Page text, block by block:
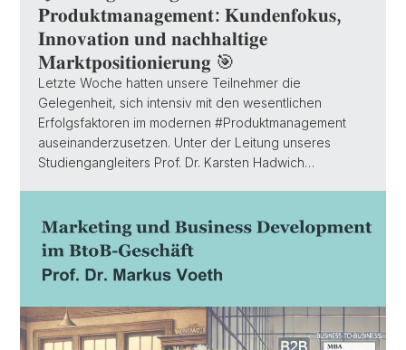
𝐏𝐫𝐨𝐝𝐮𝐤𝐭𝐦𝐚𝐧𝐚𝐠𝐞𝐦𝐞𝐧𝐭: 𝐊𝐮𝐧𝐝𝐞𝐧𝐟𝐨𝐤𝐮𝐬,
𝐈𝐧𝐧𝐨𝐯𝐚𝐭𝐢𝐨𝐧 𝐮𝐧𝐝 𝐧𝐚𝐜𝐡𝐡𝐚𝐥𝐭𝐢𝐠𝐞
𝐌𝐚𝐫𝐤𝐭𝐩𝐨𝐬𝐢𝐭𝐢𝐨𝐧𝐢𝐞𝐫𝐮𝐧𝐠 🎯
Letzte Woche hatten unsere Teilnehmer die
Gelegenheit, sich intensiv mit den wesentlichen
Erfolgsfaktoren im modernen #Produktmanagement
auseinanderzusetzen. Unter der Leitung unseres
Studiengangleiters Prof. Dr. Karsten Hadwich…